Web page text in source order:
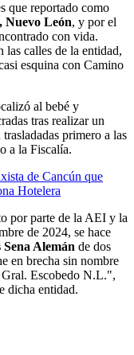
que reportado como
Nuevo León, y por el
con vida.
las calles de la entidad,
esquina con Camino
al bebé y
tras realizar un
primero a las
a la Fiscalía.
de Cancún que
Hotelera
por parte de la AEI y la
de 2024, se hace
Alemán de dos
en brecha sin nombre
Gral. Escobedo N.L.",
dicha entidad.